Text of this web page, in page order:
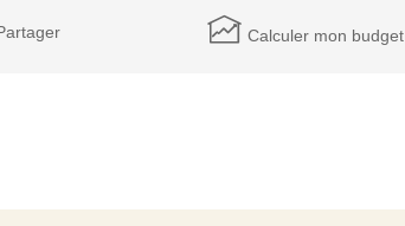
Calculer mon budget